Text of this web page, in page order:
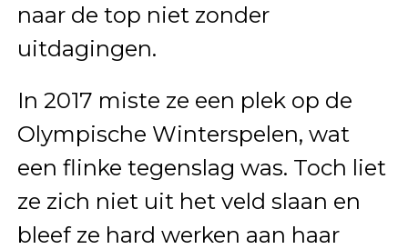
naar de top niet zonder
uitdagingen.
In 2017 miste ze een plek op de
Olympische Winterspelen, wat
een flinke tegenslag was. Toch liet
ze zich niet uit het veld slaan en
bleef ze hard werken aan haar